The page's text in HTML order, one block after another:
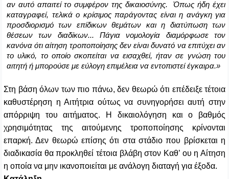
αν αυτό απαιτεί το συμφέρον της δικαιοσύνης. Όπως ήδη έχει
καταγραφεί, τελικά ο κρίσιμος παράγοντας είναι η ανάγκη για
προσδιορισμό των επίδικων θεμάτων και η διατύπωση των
θέσεων των διαδίκων... Πάγια νομολογία διαμόρφωσε τον
κανόνα ότι αίτηση τροποποίησης δεν είναι δυνατό να επιτύχει αν
το υλικό, το οποίο σκοπείται να εισαχθεί, ήταν σε γνώση του
αιτητή ή μπορούσε με εύλογη επιμέλεια να εντοπιστεί έγκαιρα.»
Στη βάση όλων των πιο πάνω, δεν θεωρώ ότι επέδειξε τέτοια
καθυστέρηση η Αιτήτρια ούτως να συνηγορήσει αυτή στην
απόρριψη του αιτήματος. Η δικαιολόγηση και ο βαθμός
χρησιμότητας της αιτούμενης τροποποίησης κρίνονται
επαρκή. Δεν θεωρώ επίσης ότι στα στάδιο που βρίσκεται η
διαδικασία θα προκληθεί τέτοια βλάβη στον Καθ’ ου η Αίτηση
η οποία να μην ικανοποιείται με ανάλογη διαταγή για έξοδα.